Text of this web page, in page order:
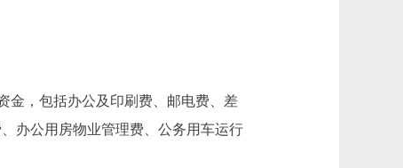
，包括办公及印刷费、邮电费、差
办公用房物业管理费、公务用车运行